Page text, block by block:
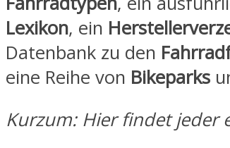
Lexikon, ein
Datenbank zu den
eine Reihe von Bikeparks
Kurzum: Hier findet jeder